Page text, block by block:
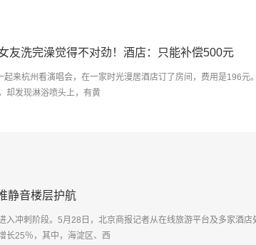
友洗完澡觉得不对劲！酒店：只能补偿500元
来杭州看演唱会，在一家时光漫居酒店订了房间，费用是196元
却发现淋浴喷头上，有黄
静音楼层护航
入冲刺阶段。5月28日，北京商报记者从在线旅游平台及多家酒店
长25％，其中，海淀区、西